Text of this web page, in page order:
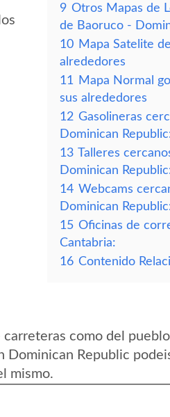
9 Otros Mapas de
de Baoruco -
10 Mapa Satelite
alrededores
11
Mapa Normal
sus alrededores
12 Gasolineras
Dominican
13 Talleres
Dominican
14 Webcams
Dominican
15 Oficinas de
Cantabria:
16 Contenido
como del pueblo
Republic
mismo.